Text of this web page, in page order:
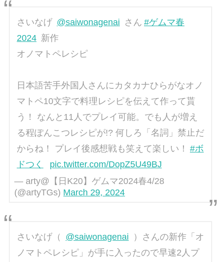
さいなげ @saiwonagenai さん #ゲムマ春
2024 新作
オノマトペレシピ
日本語苦手外国人さんにカタカナひらがなオノ
マトペ10文字で料理レシピを伝えて作って貰
う！ なんと11人でプレイ可能。でも人が増え
る程ぽんこつレシピが!? 何しろ「名詞」禁止だ
からね！ プレイ後感想戦も笑えて楽しい！ #ボ
ドつく
pic.twitter.com/DopZ5U49BJ
— arty@【日K20】ゲムマ2024春4/28
(@artyTGs) March 29, 2024
さいなげ（ @saiwonagenai
）さんの新作「オ
ノマトペレシピ」が手に入ったので早速2人プ